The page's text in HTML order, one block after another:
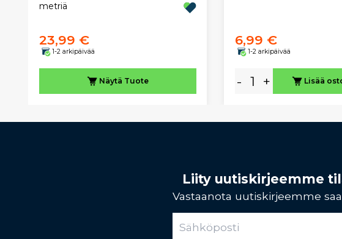
metriä
23,99 €
1-2 arkipäivää
Näytä Tuote
6,99 €
1-2 arkipäivää
- + Lisää
Liity uutiskirjeemme
Vastaanota uutiskirjeemme